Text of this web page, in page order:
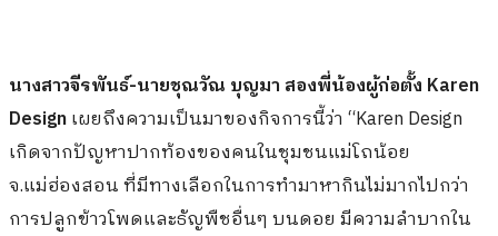
นางสาวจีรพันธ์-นายชุณวัณ บุญมา สองพี่น้องผู้ก่อตั้ง Karen
Designเผยถึงความเป็นมาของกิจการนี้ว่า “Karen Design
เกิดจากปัญหาปากท้องของคนในชุมชนแม่โถน้อย
จ.แม่ฮ่องสอน ที่มีทางเลือกในการทำมาหากินไม่มากไปกว่า
การปลูกข้าวโพดและธัญพืชอื่นๆ บนดอย มีความลำบากใน